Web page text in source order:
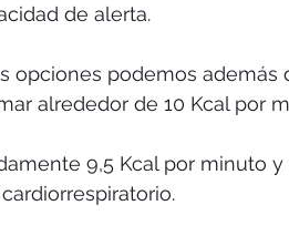
de alerta.
opciones podemos además
alrededor de 10 Kcal por
9,5 Kcal por minuto